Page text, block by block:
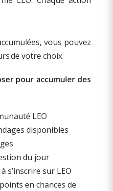
vous pouvez
de votre choix.
pour accumuler des
LEO
disponibles
du jour
s’inscrire sur LEO
en chances de